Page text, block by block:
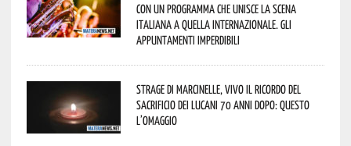
con un programma che unisce la scena
italiana a quella internazionale. Gli
appuntamenti imperdibili
Strage di Marcinelle, vivo il ricordo del
sacrificio dei lucani 70 anni dopo: questo
l’omaggio